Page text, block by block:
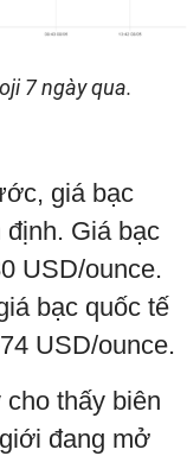
7 ngày qua.
giá bạc
Giá bạc
USD/ounce.
bạc quốc tế
USD/ounce.
thấy biên
đang mở